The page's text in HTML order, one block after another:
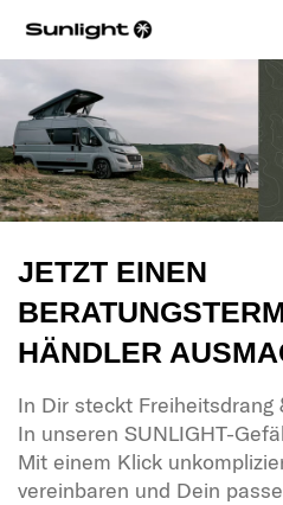
JETZT EINEN
HÄNDLER
In Dir steckt Freiheitsdrang
In unseren SUNLIGHT-
Mit einem Klick
vereinbaren und Dein